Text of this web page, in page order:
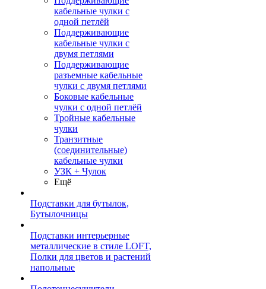
кабельные чулки с
одной петлёй
Поддерживающие
кабельные чулки с
двумя петлями
Поддерживающие
разъемные кабельные
чулки с двумя петлями
Боковые кабельные
чулки с одной петлёй
Тройные кабельные
чулки
Транзитные
(соединительные)
кабельные чулки
УЗК + Чулок
Ещё
Подставки для бутылок,
Бутылочницы
Подставки интерьерные
металлические в стиле LOFT,
Полки для цветов и растений
напольные